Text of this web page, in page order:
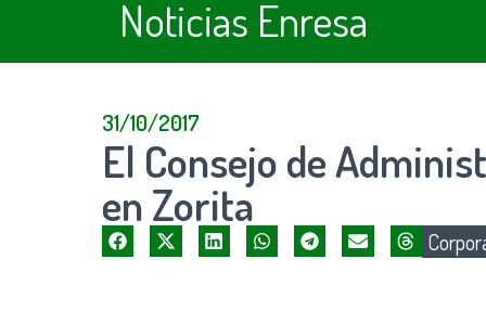
Noticias Enresa
31/10/2017
El Consejo de
en Zorita